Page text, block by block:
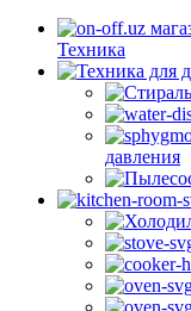
Техника
давления